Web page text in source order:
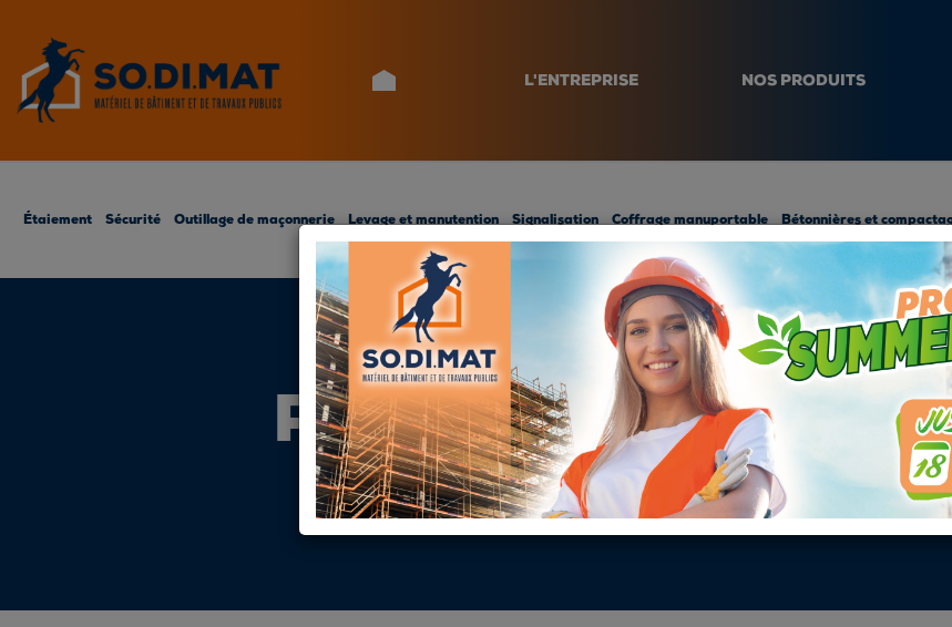
ACCUEIL L'ENTREPRISE NOS PRODUITS
Étaiement Sécurité Outillage de maçonnerie Levage et manutention Signalisation Coffrage manuportable Bétonnières et
POTELET DE